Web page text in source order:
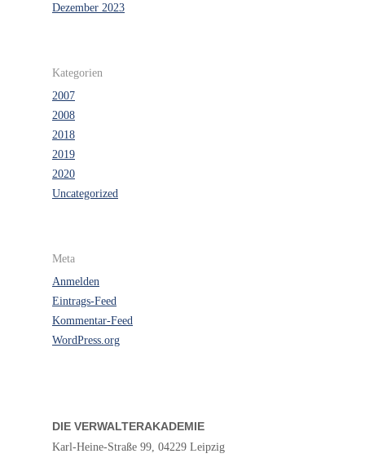
Dezember 2023
Kategorien
2007
2008
2018
2019
2020
Uncategorized
Meta
Anmelden
Eintrags-Feed
Kommentar-Feed
WordPress.org
DIE VERWALTERAKADEMIE
Karl-Heine-Straße 99, 04229 Leipzig